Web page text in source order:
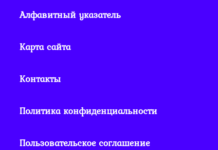
Алфавитный указатель
Карта сайта
Контакты
Политика конфиденциальности
Пользовательское соглашение